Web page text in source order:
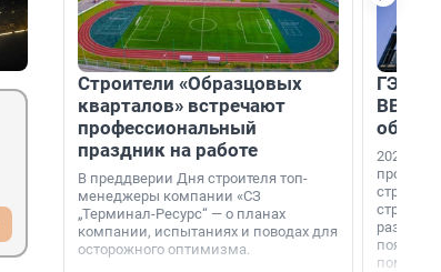
Строители «Образцовых
кварталов» встречают
профессиональный
праздник на работе
В преддверии Дня строителя топ-
менеджеры компании «СЗ
„Терминал-Ресурс“ — о планах
компании, испытаниях и поводах для
осторожного оптимизма.
ГЭС,
ВВП: в
об
2026-й —
раз. В